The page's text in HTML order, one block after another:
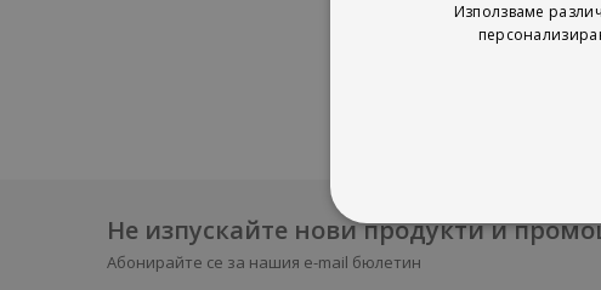
Не изпускайте нови продукти и
Абонирайте се за нашия e-mail бюлетин
Използваме